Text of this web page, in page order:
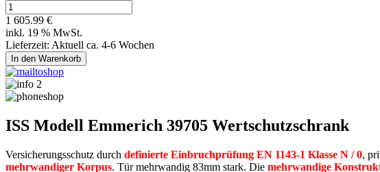
1 605.99 €
inkl. 19 % MwSt.
Lieferzeit: Aktuell ca. 4-6 Wochen
ISS Modell Emmerich 39705 Wertschutzschrank
Versicherungsschutz durch definierte Einbruchprüfung EN 1143-1 Klasse N / 0,
mehrwandiger Korpus. Tür mehrwandig 83mm stark. Die mehrwandige